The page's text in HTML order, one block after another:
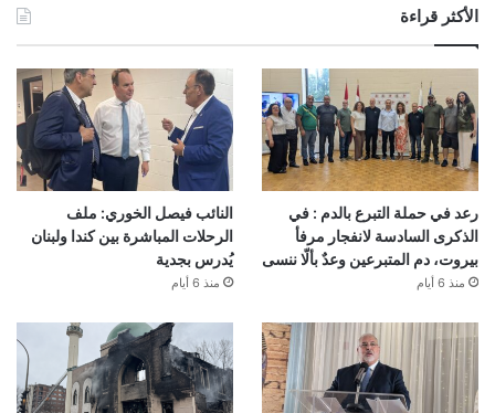
الأكثر قراءة
رعد في حملة التبرع بالدم : في
الذكرى السادسة لانفجار مرفأ
بيروت، دم المتبرعين وعدٌ بألّا ننسى
منذ 6 أيام
النائب فيصل الخوري: ملف
الرحلات المباشرة بين كندا ولبنان
يُدرس بجدية
منذ 6 أيام